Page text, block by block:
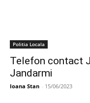
Politia Locala
Telefon contact
Jandarmi
Ioana Stan - 15/06/2023